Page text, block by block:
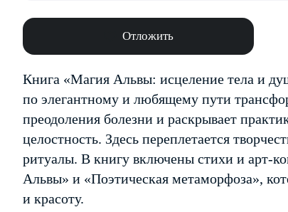
Отложить
Книга «Магия Альвы: исцеление тела и
по элегантному и любящему пути
преодоления болезни и раскрывает
целостность. Здесь переплетается
ритуалы. В книгу включены стихи и арт-
Альвы» и «Поэтическая метаморфоза»,
и красоту.